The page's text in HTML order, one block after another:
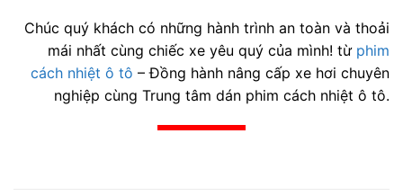
Chúc quý khách có những hành trình an toàn và thoải
mái nhất cùng chiếc xe yêu quý của mình! từ phim
cách nhiệt ô tô – Đồng hành nâng cấp xe hơi chuyên
nghiệp cùng Trung tâm dán phim cách nhiệt ô tô.